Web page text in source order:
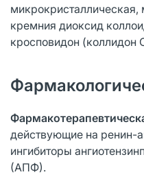
микрокристаллическая,
кремния диоксид
кросповидон (коллидон
действующие на ренин-
ингибиторы
(АПФ).